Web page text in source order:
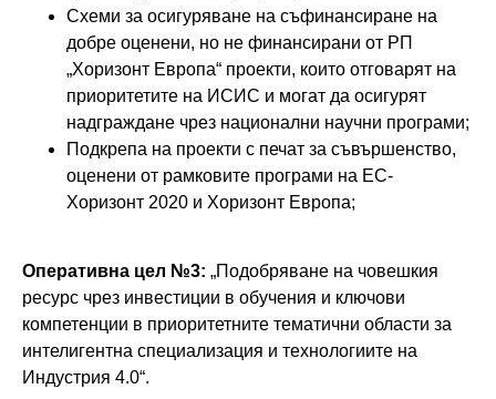
Схеми за осигуряване на съфинансиране на
добре оценени, но не финансирани от РП
„Хоризонт Европа“ проекти, които отговарят на
приоритетите на ИСИС и могат да осигурят
надграждане чрез национални научни програми;
Подкрепа на проекти с печат за съвършенство,
оценени от рамковите програми на ЕС-
Хоризонт 2020 и Хоризонт Европа;
Оперативна цел №3: „Подобряване на човешкия
ресурс чрез инвестиции в обучения и ключови
компетенции в приоритетните тематични области за
интелигентна специализация и технологиите на
Индустрия 4.0“.